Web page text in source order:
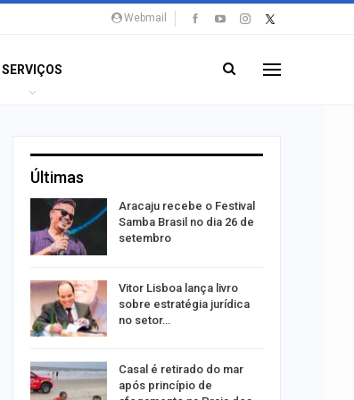
Webmail
SERVIÇOS
Últimas
Aracaju recebe o Festival
Samba Brasil no dia 26 de
setembro
Vitor Lisboa lança livro
sobre estratégia jurídica
no setor…
Casal é retirado do mar
após princípio de